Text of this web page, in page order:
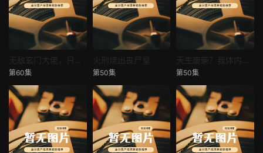
无敌玄门大佬，只听姐姐的话
第60集
火刑烧出丧尸皇
第50集 第50集